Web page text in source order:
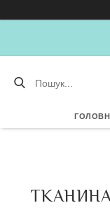
ТКАНИНА